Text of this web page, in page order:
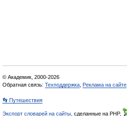
© Академик, 2000-2026
Обратная связь: Техподдержка Реклама на сайте
👣 Путешествия
Экспорт словарей на сайты , сделанные на PHP,